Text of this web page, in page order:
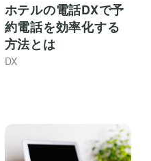
ホテルの電話DXで予
約電話を効率化する
方法とは
DX